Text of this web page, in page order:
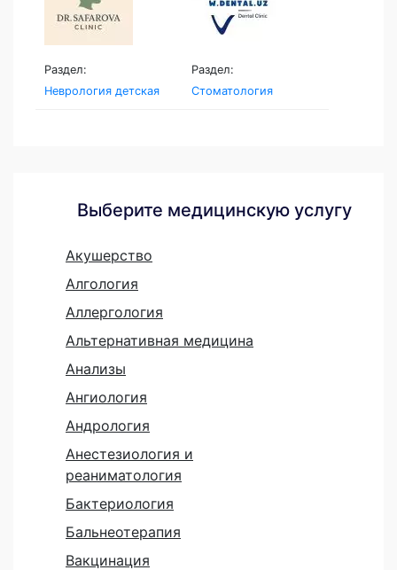
Раздел:
Неврология детская
Раздел:
Стоматология
Выберите медицинскую услугу
Акушерство
Алгология
Аллергология
Альтернативная медицина
Анализы
Ангиология
Андрология
Анестезиология и
реаниматология
Бактериология
Бальнеотерапия
Вакцинация